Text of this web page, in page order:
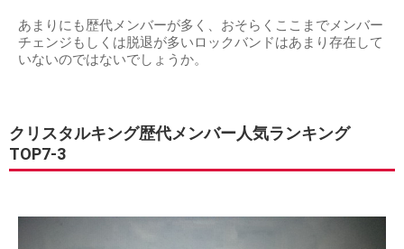
あまりにも歴代メンバーが多く、おそらくここまでメンバー
チェンジもしくは脱退が多いロックバンドはあまり存在して
いないのではないでしょうか。
クリスタルキング歴代メンバー人気ランキング
TOP7-3